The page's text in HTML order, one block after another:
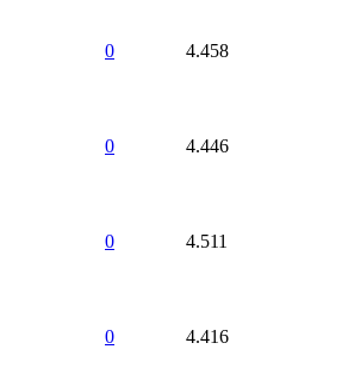
0 4.458
0 4.446
0 4.511
0 4.416